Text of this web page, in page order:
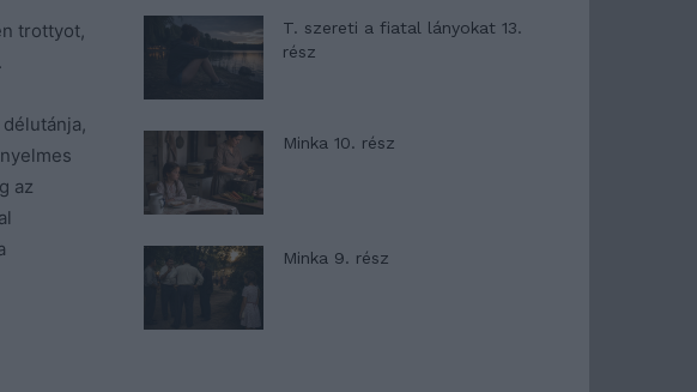
trottyot,
az
T. szereti a fiatal lányokat 13.
rész
Minka 10. rész
Minka 9. rész